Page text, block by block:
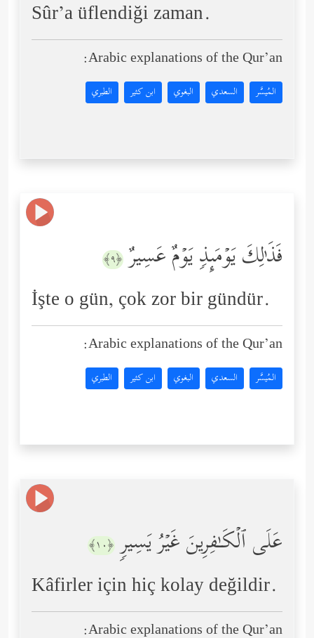
Sûr’a üflendiği zaman.
Arabic explanations of the Qur’an:
المُيسَّر السعدي البغوي ابن كثير الطبري
فَذَ ٰ⁠لِكَ یَوۡمَىِٕذࣲ یَوۡمٌ عَسِیرٌ ﴿٩﴾
İşte o gün, çok zor bir gündür.
Arabic explanations of the Qur’an:
المُيسَّر السعدي البغوي ابن كثير الطبري
عَلَى ٱلۡكَـٰفِرِینَ غَیۡرُ یَسِیرࣲ ﴿١٠﴾
Kâfirler için hiç kolay değildir.
Arabic explanations of the Qur’an: